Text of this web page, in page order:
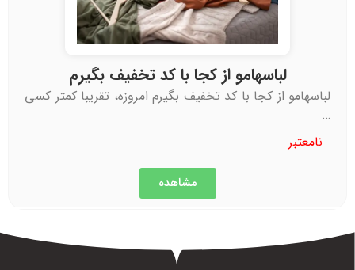
لباسهامو از کجا با کد تخفیف بگیرم
لباسهامو از کجا با کد تخفیف بگیرم امروزه، تقریبا کمتر کسی
…
نامعتبر
مشاهده